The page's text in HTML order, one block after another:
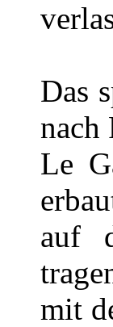
Das
nach
Le
auf
mit